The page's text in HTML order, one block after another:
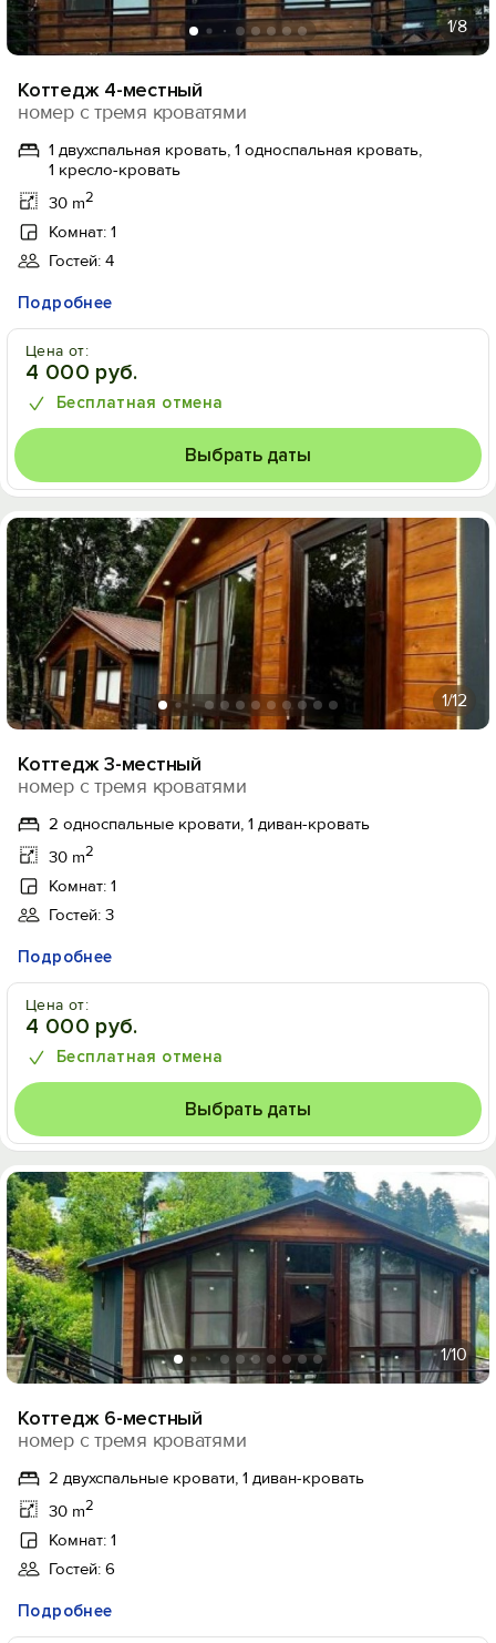
1/8
Коттедж 4-местный
номер с тремя кроватями
1 двухспальная кровать, 1 односпальная кровать,
1 кресло-кровать
30 m2
Комнат: 1
Гостей: 4
Подробнее
Цена от:
4 000 руб.
Бесплатная отмена
Выбрать даты
1/12
Коттедж 3-местный
номер с тремя кроватями
2 односпальные кровати, 1 диван-кровать
30 m2
Комнат: 1
Гостей: 3
Подробнее
Цена от:
4 000 руб.
Бесплатная отмена
Выбрать даты
1/10
Коттедж 6-местный
номер с тремя кроватями
2 двухспальные кровати, 1 диван-кровать
30 m2
Комнат: 1
Гостей: 6
Подробнее